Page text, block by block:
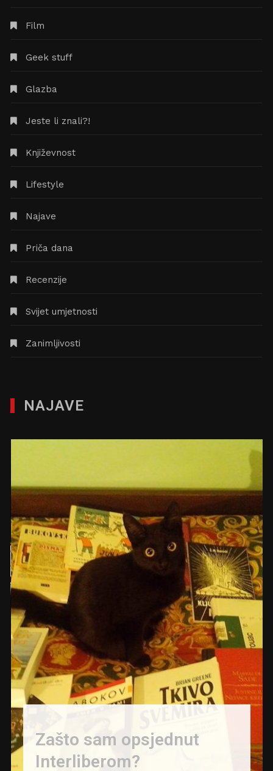
Film
Geek stuff
Glazba
Jeste li znali?!
Književnost
Lifestyle
Najave
Priča dana
Recenzije
Svijet umjetnosti
Zanimljivosti
NAJAVE
Zašto sam opsjednut
Interliberom?